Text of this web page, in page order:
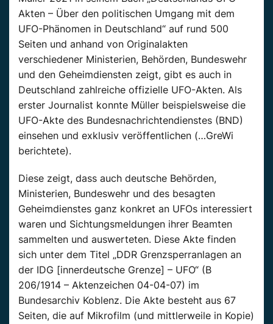
Akten – Über den politischen Umgang mit dem
UFO-Phänomen in Deutschland“ auf rund 500
Seiten und anhand von Originalakten
verschiedener Ministerien, Behörden, Bundeswehr
und den Geheimdiensten zeigt, gibt es auch in
Deutschland zahlreiche offizielle UFO-Akten. Als
erster Journalist konnte Müller beispielsweise die
UFO-Akte des Bundesnachrichtendienstes (BND)
einsehen und exklusiv veröffentlichen (…GreWi
berichtete).
Diese zeigt, dass auch deutsche Behörden,
Ministerien, Bundeswehr und des besagten
Geheimdienstes ganz konkret an UFOs interessiert
waren und Sichtungsmeldungen ihrer Beamten
sammelten und auswerteten. Diese Akte finden
sich unter dem Titel „DDR Grenzsperranlagen an
der IDG [innerdeutsche Grenze] – UFO“ (B
206/1914 – Aktenzeichen 04-04-07) im
Bundesarchiv Koblenz. Die Akte besteht aus 67
Seiten, die auf Mikrofilm (und mittlerweile in Kopie)